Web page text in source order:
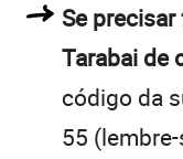
Se
Tarabai de
código da
55